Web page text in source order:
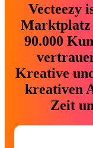
Vecteezy
Marktplatz
90.000
Kreative
kreativen
Zeit